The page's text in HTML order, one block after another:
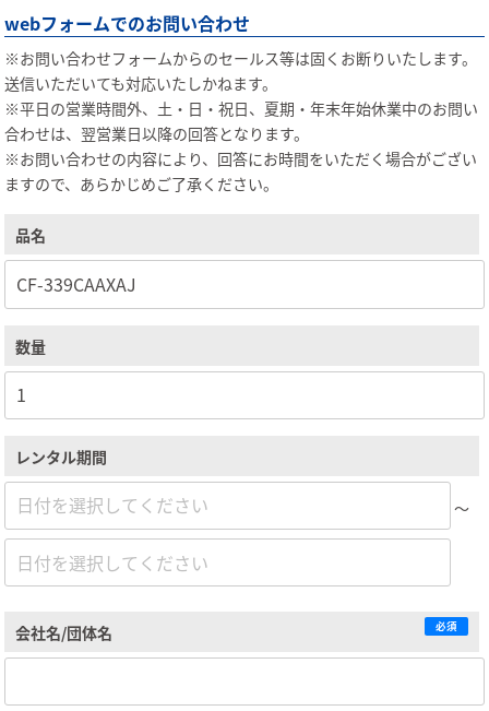
webフォームでのお問い合わせ
※お問い合わせフォームからのセールス等は固くお断りいたします。
送信いただいても対応いたしかねます。
※平日の営業時間外、土・日・祝日、夏期・年末年始休業中のお問い
合わせは、翌営業日以降の回答となります。
※お問い合わせの内容により、回答にお時間をいただく場合がござい
ますので、あらかじめご了承ください。
品名
数量
レンタル期間
～
会社名/団体名 必須